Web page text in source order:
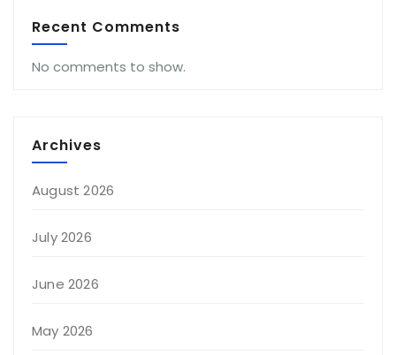
Recent Comments
No comments to show.
Archives
August 2026
July 2026
June 2026
May 2026